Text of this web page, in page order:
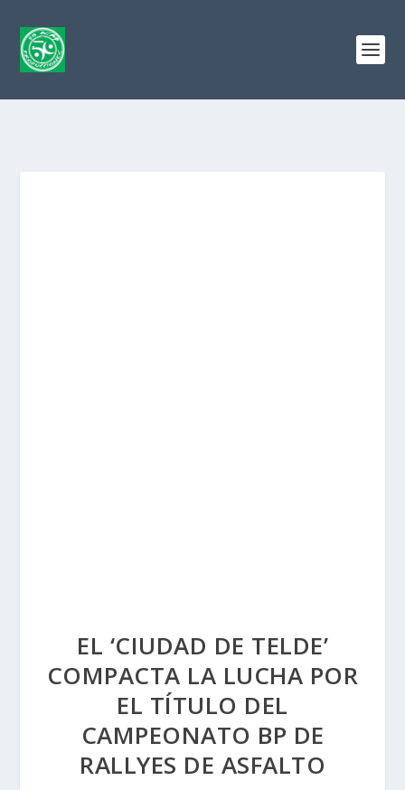
EL ‘CIUDAD DE TELDE’
COMPACTA LA LUCHA POR
EL TÍTULO DEL
CAMPEONATO BP DE
RALLYES DE ASFALTO